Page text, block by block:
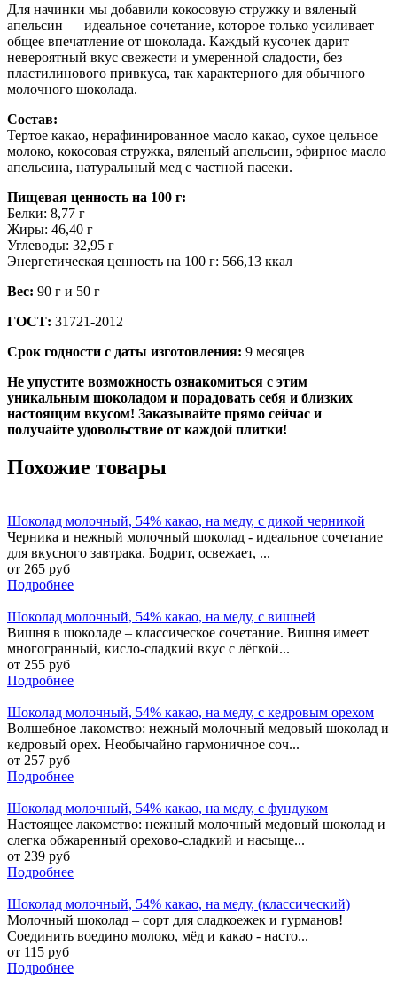
Для начинки мы добавили кокосовую стружку и вяленый
апельсин — идеальное сочетание, которое только усиливает
общее впечатление от шоколада. Каждый кусочек дарит
невероятный вкус свежести и умеренной сладости, без
пластилинового привкуса, так характерного для обычного
молочного шоколада.
Состав:
Тертое какао, нерафинированное масло какао, сухое цельное
молоко, кокосовая стружка, вяленый апельсин, эфирное масло
апельсина, натуральный мед с частной пасеки.
Пищевая ценность на 100 г:
Белки: 8,77 г
Жиры: 46,40 г
Углеводы: 32,95 г
Энергетическая ценность на 100 г: 566,13 ккал
Вес: 90 г и 50 г
ГОСТ: 31721-2012
Срок годности с даты изготовления: 9 месяцев
Не упустите возможность ознакомиться с этим
уникальным шоколадом и порадовать себя и близких
настоящим вкусом! Заказывайте прямо сейчас и
получайте удовольствие от каждой плитки!
Похожие товары
Шоколад молочный, 54% какао, на меду, с дикой черникой
Черника и нежный молочный шоколад - идеальное сочетание
для вкусного завтрака. Бодрит, освежает, ...
от 265 руб
Подробнее
Шоколад молочный, 54% какао, на меду, с вишней
Вишня в шоколаде – классическое сочетание. Вишня имеет
многогранный, кисло-сладкий вкус с лёгкой...
от 255 руб
Подробнее
Шоколад молочный, 54% какао, на меду, с кедровым орехом
Волшебное лакомство: нежный молочный медовый шоколад и
кедровый орех. Необычайно гармоничное соч...
от 257 руб
Подробнее
Шоколад молочный, 54% какао, на меду, с фундуком
Настоящее лакомство: нежный молочный медовый шоколад и
слегка обжаренный орехово-сладкий и насыще...
от 239 руб
Подробнее
Шоколад молочный, 54% какао, на меду, (классический)
Молочный шоколад – сорт для сладкоежек и гурманов!
Соединить воедино молоко, мёд и какао - насто...
от 115 руб
Подробнее